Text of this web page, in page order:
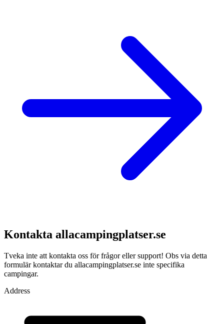
Kontakta allacampingplatser.se
Tveka inte att kontakta oss för frågor eller support! Obs via detta
formulär kontaktar du allacampingplatser.se inte specifika
campingar.
Address